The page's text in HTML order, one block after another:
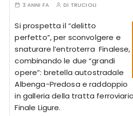
3 ANNI FA DI TRUCIOLI
Si prospetta il “delitto
perfetto”, per sconvolgere e
snaturare l’entroterra Finalese,
combinando le due “grandi
opere”: bretella autostradale
Albenga-Predosa e raddoppio
in galleria della tratta
Finale Ligure.